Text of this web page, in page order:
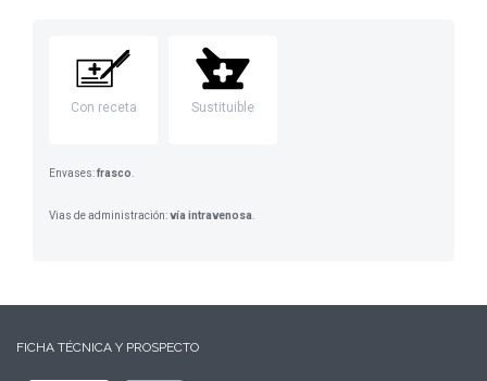
Con receta Sustituible
Envases:frasco
Vias de administración:vía intravenosa
FICHA TÉCNICA Y PROSPECTO